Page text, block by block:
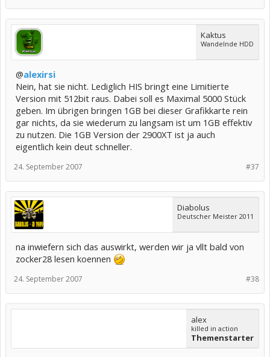
Kaktus
Wandelnde HDD
@alexirsi
Nein, hat sie nicht. Lediglich HIS bringt eine Limitierte
Version mit 512bit raus. Dabei soll es Maximal 5000 Stück
geben. Im übrigen bringen 1GB bei dieser Grafikkarte rein
gar nichts, da sie wiederum zu langsam ist um 1GB effektiv
zu nutzen. Die 1GB Version der 2900XT ist ja auch
eigentlich kein deut schneller.
#37
24. September 2007
Diabolus
Deutscher Meister 2011
na inwiefern sich das auswirkt, werden wir ja vllt bald von
zocker28 lesen koennen
#38
24. September 2007
alex
killed in action
Themenstarter